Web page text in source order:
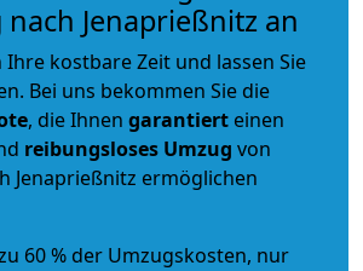
Jenaprießnitz an
Ihre kostbare Zeit und lassen Sie
Bei uns bekommen Sie die
, die Ihnen garantiert einen
reibungsloses Umzug von
Jenaprießnitz ermöglichen
60 % der Umzugskosten, nur